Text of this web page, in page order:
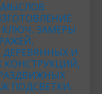
ЗАМЕРЫ
И
ПОДСВЕТКИ.